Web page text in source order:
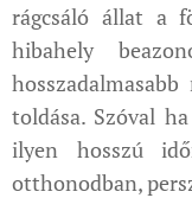
rágcsáló állat a
hibahely
toldása. Szóval
ilyen hosszú
otthonodban,